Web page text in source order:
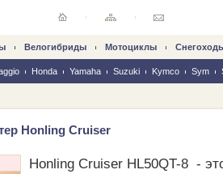
Honda Yamaha Suzuki Kymco Sym
Велогибриды Mотоциклы
Honling Cruiser
Honling Cruiser HL50QT-8 -